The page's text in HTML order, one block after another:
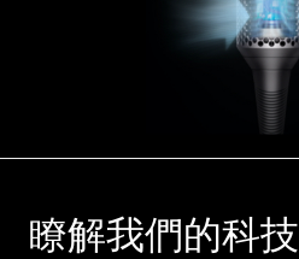
瞭解我們的科技